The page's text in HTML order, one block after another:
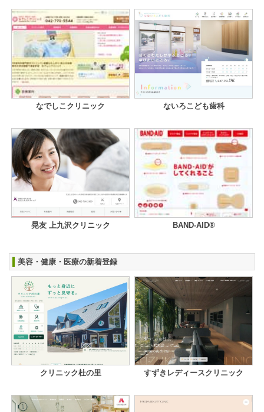
なでしこクリニック ないろこども歯科
晃友 上九沢クリニック BAND-AID®
美容・健康・医療の新着登録
クリニック杜の里 すずきレディースクリニック